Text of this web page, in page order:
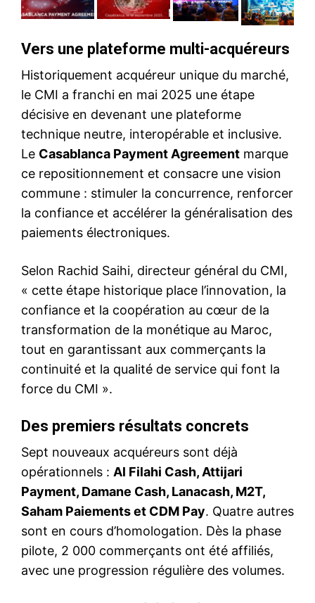
Vers une plateforme multi-acquéreurs
Historiquement acquéreur unique du marché,
le CMI a franchi en mai 2025 une étape
décisive en devenant une plateforme
technique neutre, interopérable et inclusive.
Le Casablanca Payment Agreement marque
ce repositionnement et consacre une vision
commune : stimuler la concurrence, renforcer
la confiance et accélérer la généralisation des
paiements électroniques.
Selon Rachid Saihi, directeur général du CMI,
« cette étape historique place l’innovation, la
confiance et la coopération au cœur de la
transformation de la monétique au Maroc,
tout en garantissant aux commerçants la
continuité et la qualité de service qui font la
force du CMI ».
Des premiers résultats concrets
Sept nouveaux acquéreurs sont déjà
opérationnels : Al Filahi Cash, Attijari
Payment, Damane Cash, Lanacash, M2T,
Saham Paiements et CDM Pay. Quatre autres
sont en cours d’homologation. Dès la phase
pilote, 2 000 commerçants ont été affiliés,
avec une progression régulière des volumes.